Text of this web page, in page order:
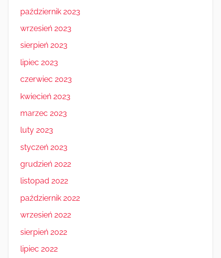
październik 2023
wrzesień 2023
sierpień 2023
lipiec 2023
czerwiec 2023
kwiecień 2023
marzec 2023
luty 2023
styczeń 2023
grudzień 2022
listopad 2022
październik 2022
wrzesień 2022
sierpień 2022
lipiec 2022